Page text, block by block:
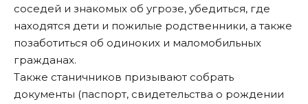
соседей и знакомых об угрозе, убедиться, где
находятся дети и пожилые родственники, а также
позаботиться об одиноких и маломобильных
гражданах.
Также станичников призывают собрать
документы (паспорт, свидетельства о рождении